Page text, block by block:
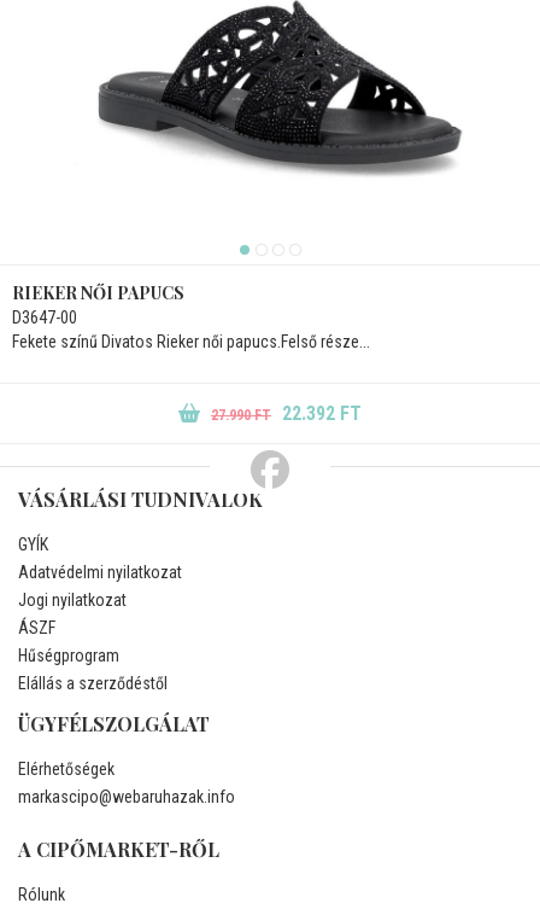
RIEKER NŐI PAPUCS
D3647-00
Fekete színű Divatos Rieker női papucs.Felső része...
27.990 FT 22.392 FT
VÁSÁRLÁSI TUDNIVALÓK
GYÍK
Adatvédelmi nyilatkozat
Jogi nyilatkozat
ÁSZF
Hűségprogram
Elállás a szerződéstől
ÜGYFÉLSZOLGÁLAT
Elérhetőségek
markascipo@webaruhazak.info
A CIPŐMARKET-RŐL
Rólunk